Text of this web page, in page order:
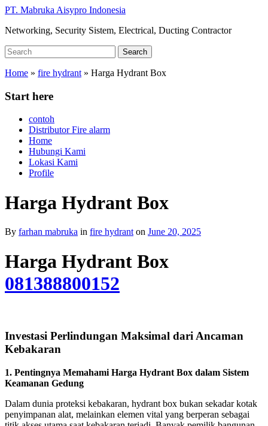
Skip
main
PT. Mabruka Aisypro Indonesia
Networking, Security Sistem, Electrical, Ducting Contractor
Search
for:
Search
Home » fire hydrant » Harga Hydrant Box
Start here
contoh
Distributor Fire alarm
Home
Hubungi Kami
Lokasi Kami
Profile
Harga Hydrant Box
By farhan mabruka in fire hydrant on June 20, 2025
Harga Hydrant Box
081388800152
Investasi Perlindungan Maksimal dari Ancaman
Kebakaran
1. Pentingnya Memahami Harga Hydrant Box dalam Sistem
Keamanan Gedung
Dalam dunia proteksi kebakaran, hydrant box bukan sekadar kotak
penyimpanan alat, melainkan elemen vital yang berperan sebagai